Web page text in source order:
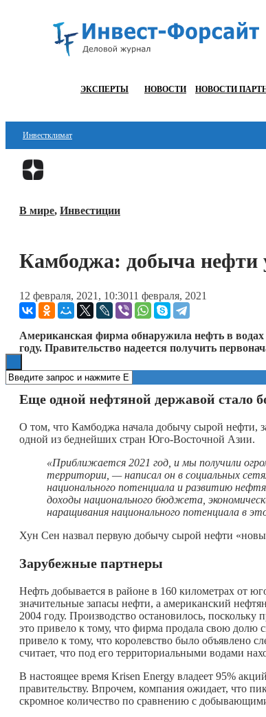
ЭКСПЕРТЫ НОВОСТИ НОВОСТИ
Инвестклимат
Финансы
Блокчейн
ESG
В мире, Инвестиции
Камбоджа: добыча нефти
12 февраля, 2021, 10:3011 февраля, 2021
Американская фирма обнаружила нефть в
году. Правительство надеется получить
Еще одной нефтяной державой стало
О том, что Камбоджа начала добычу сырой нефти,
одной из беднейших стран Юго-Восточной Азии.
«Приближается 2021 год, и мы получили
территории, — написал он в социальных
национального потенциала и развитию
доходы национального бюджета,
наращивания национального потенциала в
Хун Сен назвал первую добычу сырой нефти
Зарубежные партнеры
Нефть добывается в районе в 160 километрах от
значительные запасы нефти, а американский
2004 году. Производство остановилось, поскольку
это привело к тому, что фирма продала свою долю
привело к тому, что королевство было объявлено
считает, что под его территориальными водами
В настоящее время Krisen Energy владеет 95%
правительству. Впрочем, компания ожидает, что
скромное количество по сравнению с